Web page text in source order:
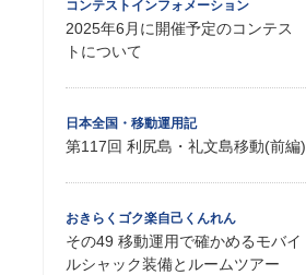
コンテストインフォメーション
2025年6月に開催予定のコンテス
トについて
日本全国・移動運用記
第117回 利尻島・礼文島移動(前編)
おきらくゴク楽自己くんれん
その49 移動運用で確かめるモバイ
ルシャック装備とルームツアー